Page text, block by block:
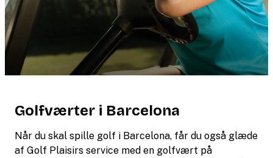
Golfværter i Barcelona
Når du skal spille golf i Barcelona, får du også glæde
af Golf Plaisirs service med en golfvært på